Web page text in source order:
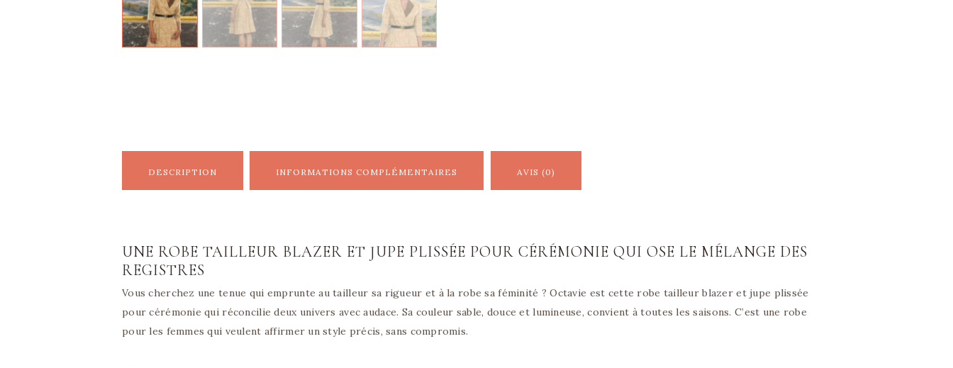
DESCRIPTION INFORMATIONS COMPLÉMENTAIRES AVIS (0)
UNE ROBE TAILLEUR BLAZER ET JUPE PLISSÉE POUR CÉRÉMONIE QUI OSE LE MÉLANGE DES
REGISTRES
Vous cherchez une tenue qui emprunte au tailleur sa rigueur et à la robe sa féminité ? Octavie est cette robe tailleur blazer et jupe plissée
pour cérémonie qui réconcilie deux univers avec audace. Sa couleur sable, douce et lumineuse, convient à toutes les saisons. C’est une robe
pour les femmes qui veulent affirmer un style précis, sans compromis.